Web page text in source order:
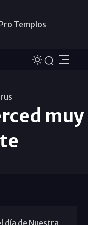
Templos
muy
día de Nuestra